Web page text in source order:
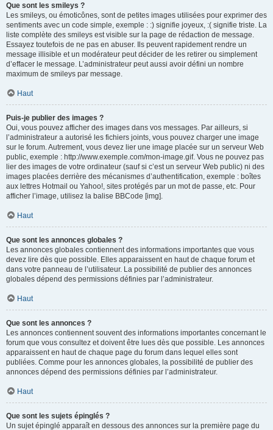
Que sont les smileys ?
Les smileys, ou émoticônes, sont de petites images utilisées pour exprimer des
sentiments avec un code simple, exemple : :) signifie joyeux, :( signifie triste. La
liste complète des smileys est visible sur la page de rédaction de message.
Essayez toutefois de ne pas en abuser. Ils peuvent rapidement rendre un
message illisible et un modérateur peut décider de les retirer ou simplement
d’effacer le message. L’administrateur peut aussi avoir défini un nombre
maximum de smileys par message.
Haut
Puis-je publier des images ?
Oui, vous pouvez afficher des images dans vos messages. Par ailleurs, si
l’administrateur a autorisé les fichiers joints, vous pouvez charger une image
sur le forum. Autrement, vous devez lier une image placée sur un serveur Web
public, exemple : http://www.exemple.com/mon-image.gif. Vous ne pouvez pas
lier des images de votre ordinateur (sauf si c’est un serveur Web public) ni des
images placées derrière des mécanismes d’authentification, exemple : boîtes
aux lettres Hotmail ou Yahoo!, sites protégés par un mot de passe, etc. Pour
afficher l’image, utilisez la balise BBCode [img].
Haut
Que sont les annonces globales ?
Les annonces globales contiennent des informations importantes que vous
devez lire dès que possible. Elles apparaissent en haut de chaque forum et
dans votre panneau de l’utilisateur. La possibilité de publier des annonces
globales dépend des permissions définies par l’administrateur.
Haut
Que sont les annonces ?
Les annonces contiennent souvent des informations importantes concernant le
forum que vous consultez et doivent être lues dès que possible. Les annonces
apparaissent en haut de chaque page du forum dans lequel elles sont
publiées. Comme pour les annonces globales, la possibilité de publier des
annonces dépend des permissions définies par l’administrateur.
Haut
Que sont les sujets épinglés ?
Un sujet épinglé apparaît en dessous des annonces sur la première page du